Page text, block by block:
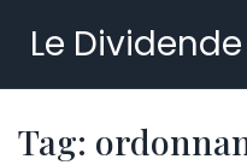
Le
Tag: